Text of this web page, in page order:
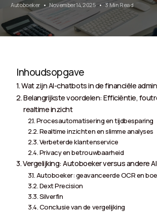
Autoboeker November 14, 2025 3 Min Read
Inhoudsopgave
Wat zijn AI-chatbots in de financiële
Belangrijkste voordelen: Efficiëntie,
realtime inzicht
Procesautomatisering en tijdbesparing
Realtime inzichten en slimme analyses
Verbeterde klantenservice
Privacy en betrouwbaarheid
Vergelijking: Autoboeker versus andere
Autoboeker: geavanceerde OCR en
Dext Precision
Silverfin
Conclusie van de vergelijking